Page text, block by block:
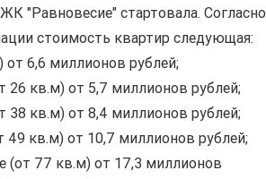
"Равновесие" стартовала. Согласно
стоимость квартир следующая:
от 6,6 миллионов рублей;
26 кв.м) от 5,7 миллионов рублей;
38 кв.м) от 8,4 миллионов рублей;
49 кв.м) от 10,7 миллионов рублей;
(от 77 кв.м) от 17,3 миллионов